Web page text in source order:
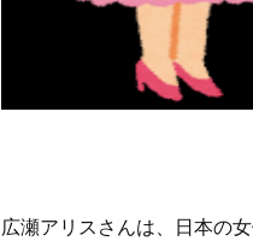
広瀬アリスさんは、日本の